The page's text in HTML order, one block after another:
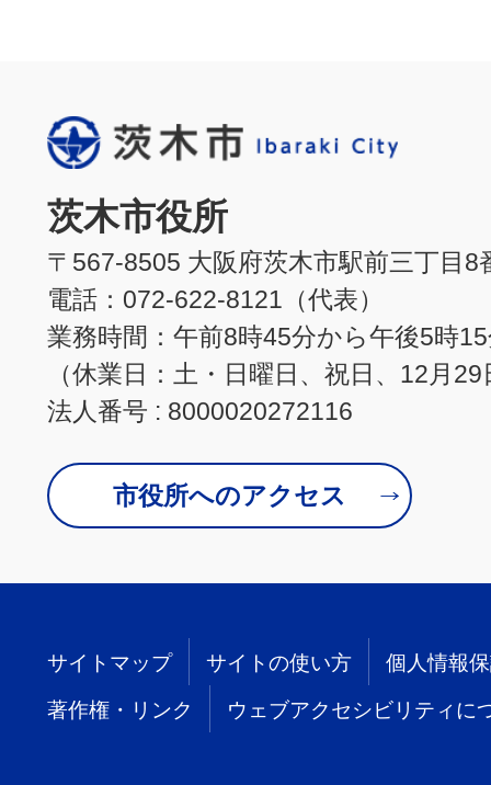
茨木市役所
〒567-8505 大阪府茨木市駅前三丁目8
電話：072-622-8121（代表）
業務時間：午前8時45分から午後5時
（休業日：土・日曜日、祝日、12月
法人番号 : 8000020272116
市役所へのアクセス
サイトマップ サイトの使い方 個人情報
著作権・リンク ウェブアクセシビリティに